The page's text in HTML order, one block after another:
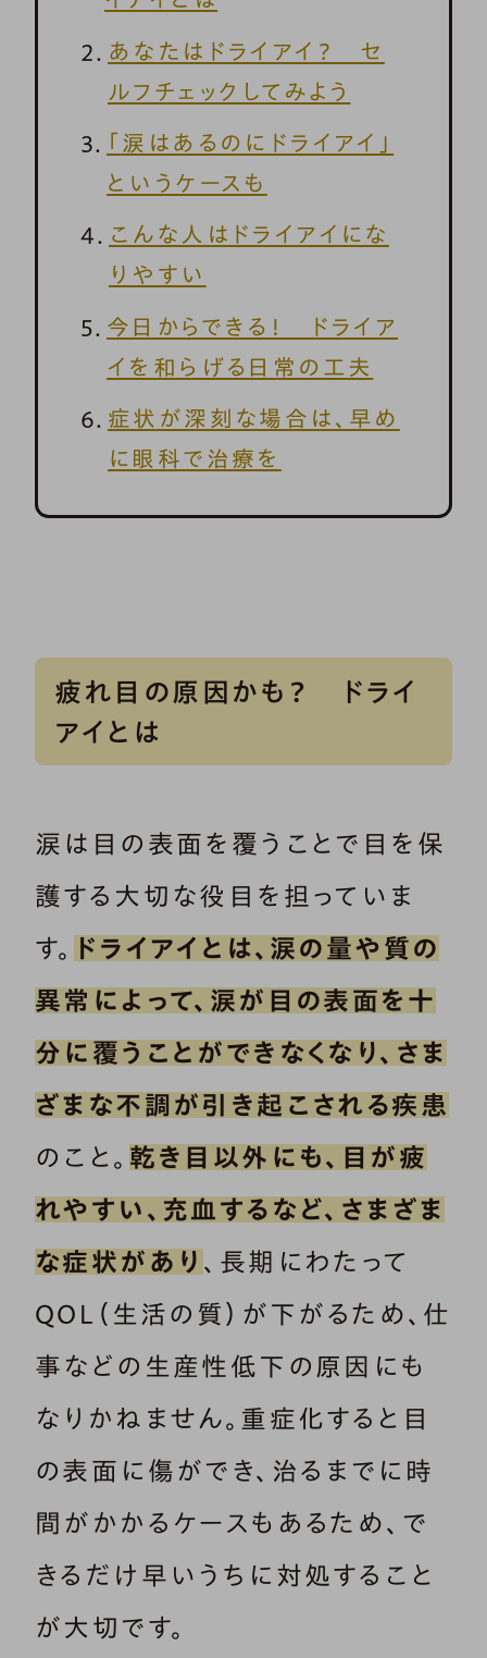
あなたはドライアイ？ セ
ルフチェックしてみよう
「涙はあるのにドライアイ」
というケースも
こんな人はドライアイにな
りやすい
今日からできる！ ドライア
イを和らげる日常の工夫
症状が深刻な場合は、早め
に眼科で治療を
疲れ目の原因かも？ ドライ
アイとは
涙は目の表面を覆うことで目を保
護する大切な役目を担っていま
す。
ドライアイとは、涙の量や質の
異常によって、涙が目の表面を十
分に覆うことができなくなり、さま
ざまな不調が引き起こされる疾患
のこと。 乾き目以外にも、目が疲
れやすい、充血するなど、さまざま
な症状があり 、長期にわたって
QOL（生活の質）が下がるため、仕
事などの生産性低下の原因にも
なりかねません。重症化すると目
の表面に傷ができ、治るまでに時
間がかかるケースもあるため、で
きるだけ早いうちに対処すること
が大切です。